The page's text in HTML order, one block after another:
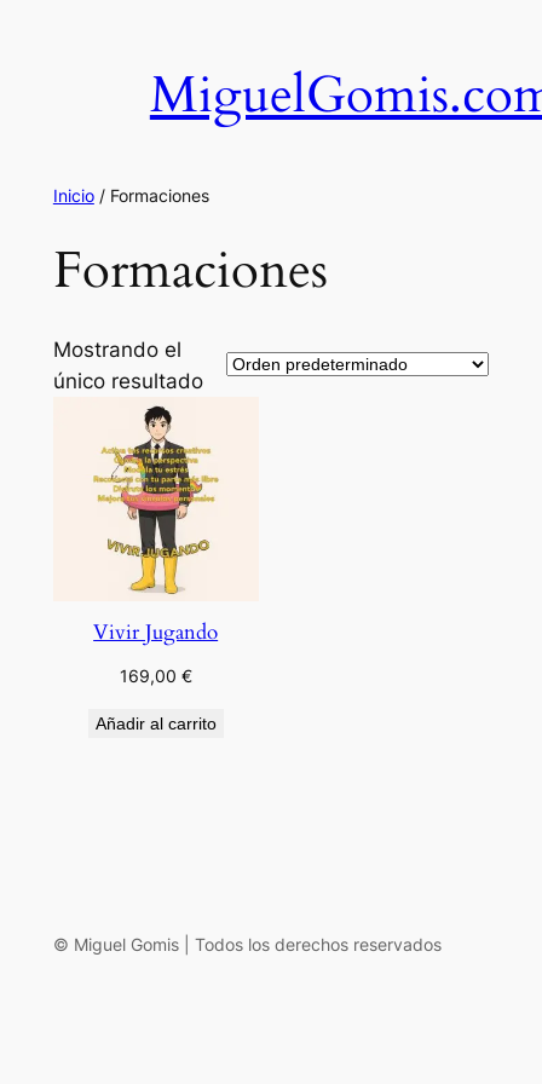
Inicio/ Formaciones
Formaciones
Mostrando el
único resultado
Vivir Jugando
169,00 €
Añadir al carrito
© Miguel Gomis | Todos los derechos reservados